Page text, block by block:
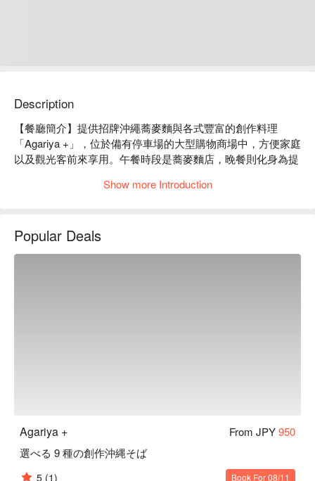
Description
【餐廳簡介】提供招牌沖繩蕎麥麵與各式豐富的創作料理
「Agariya +」，位於備有停車場的大型購物商場中，方便家庭
以及觀光客前來享用。午餐時段是蕎麥麵店，晚餐則化身為提
濃厚沾麵：沖繩麵類中少見的辣味餐點，將手工製作的肉末辣
油溶入湯頭中，可選擇大辣、中辣、小辣。
Show more Introduction
Popular Deals
Agariya + From JPY950
選べる 9 種の創作沖縄そば
5 (1) Book For 08/11